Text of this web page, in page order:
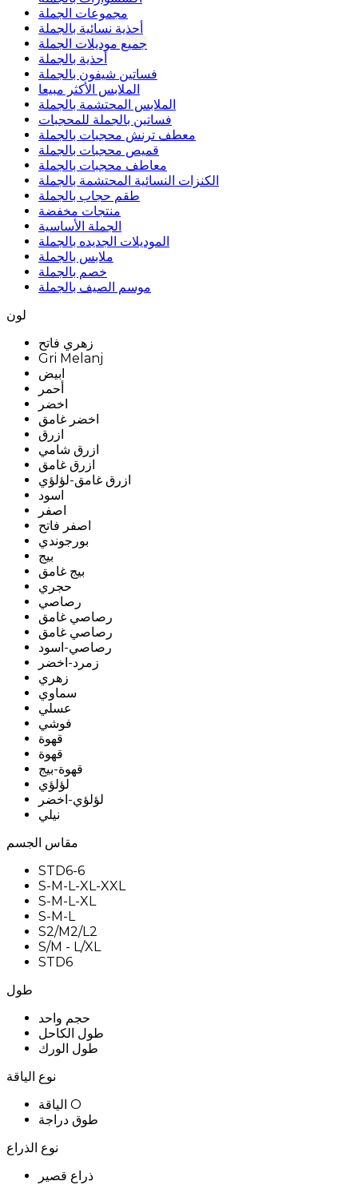
مجموعات الجملة
أحذية نسائية بالجملة
جميع موديلات الجملة
أحذية بالجملة
فساتين شيفون بالجملة
الملابس الأكثر مبيعا
الملابس المحتشمة بالجملة
فساتين بالجملة للمحجبات
معطف ترنش محجبات بالجملة
قميص محجبات بالجملة
معاطف محجبات بالجملة
الكنزات النسائية المحتشمة بالجملة
طقم حجاب بالجملة
منتجات مخفضة
الجملة الأساسية
الموديلات الجديده بالجملة
ملابس بالجملة
خصم بالجملة
موسم الصيف بالجملة
لون
زهري فاتح
Gri Melanj
ابيض
أحمر
اخضر
اخضر غامق
ازرق
ازرق شامي
ازرق غامق
ازرق غامق-لؤلؤي
اسود
اصفر
اصفر فاتح
بورجوندي
بيج
بيج غامق
حجري
رصاصي
رصاصي غامق
رصاصي غامق
رصاصي-اسود
زمرد-اخضر
زهري
سماوي
عسلي
فوشي
قهوة
قهوة
قهوة-بيج
لؤلؤي
لؤلؤي-اخضر
نيلي
مقاس الجسم
STD6-6
S-M-L-XL-XXL
S-M-L-XL
S-M-L
S2/M2/L2
S/M - L/XL
STD6
طول
حجم واحد
طول الكاحل
طول الورك
نوع الياقة
الياقة O
طوق دراجة
نوع الذراع
ذراع قصير